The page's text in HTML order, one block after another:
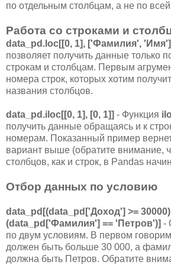
по отдельным столбцам, а не по
Работа со строками и
data_pd.loc[[0, 1], ['Фамилия',
позволяет получить данные только
строкам и столбцам. Первым
номера строк, которых хотим
названия столбцов.
data_pd.iloc[[0, 1], [0, 1]] - Функция
получить данные обращаясь и к
номерам. Показанный пример
вариант выше (обратите внимание,
столбцов, как и строк, в Pandas
Отбор данных по условию
data_pd[(data_pd['Доход'] >=
(data_pd['Фамилия'] == 'Петров')] -
по двум условиям. В первом
должен быть больше 30 000, а
должна быть Петров. Обратите